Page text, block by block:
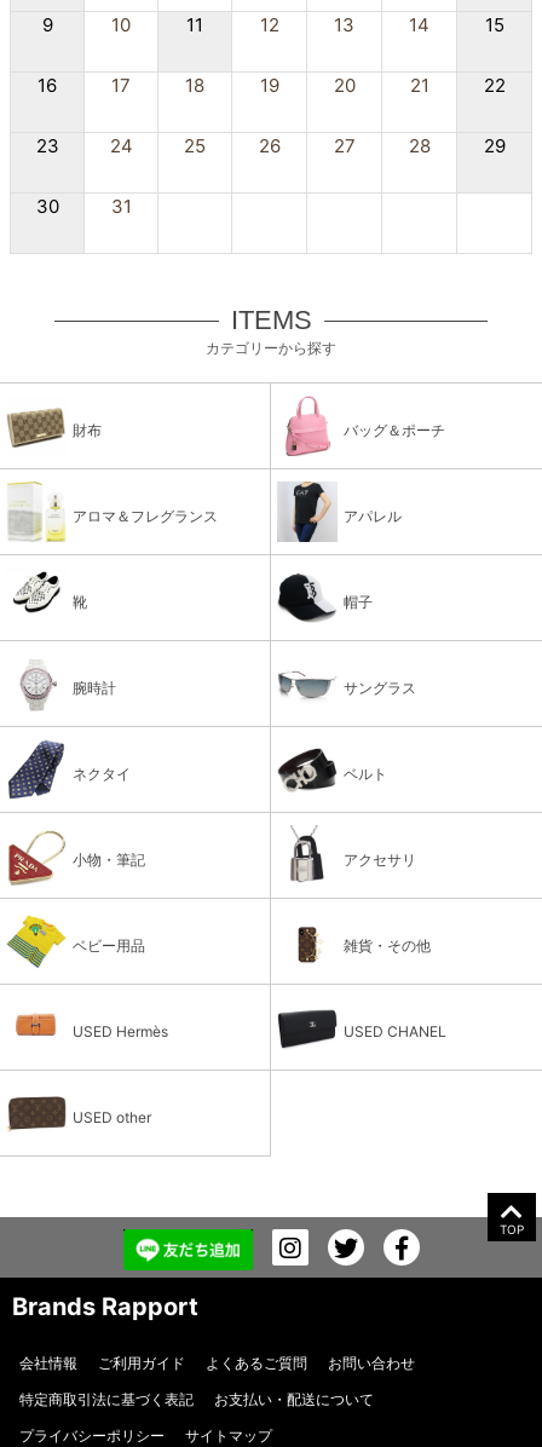
9 10 11 12 13 14 15
16 17 18 19 20 21 22
23 24 25 26 27 28 29
30 31
ITEMS
カテゴリーから探す
財布 バッグ＆ポーチ
アロマ＆フレグランス アパレル
靴 帽子
腕時計 サングラス
ネクタイ ベルト
小物・筆記 アクセサリ
ベビー用品 雑貨・その他
USED Hermès USED CHANEL
USED other
TOP
Brands Rapport
会社情報 ご利用ガイド よくあるご質問
お問い合わせ
特定商取引法に基づく表記
お支払い・配送について
プライバシーポリシー
サイトマップ